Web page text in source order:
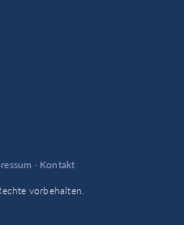
· Kontakt
vorbehalten.